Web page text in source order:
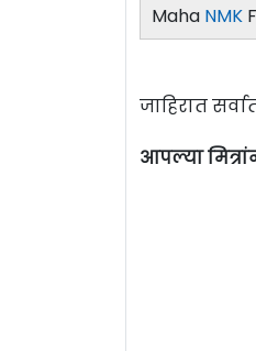
Maha NMK
जाहिरात
आपल्या